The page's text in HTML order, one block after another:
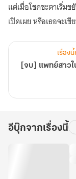
แต่เมื่อโชคชะตาเริ่ม
เปิดเผย หรือเธอจะเ
เรื่อง
อีบุ๊กจากเรื่องนี้